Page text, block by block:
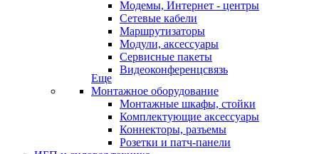
Модемы, Интернет - центры
Сетевые кабели
Маршрутизаторы
Модули, аксессуары
Сервисные пакеты
Видеоконференцсвязь
Еще
Монтажное оборудование
Монтажные шкафы, стойки
Комплектующие аксессуары
Коннекторы, разъемы
Розетки и патч-панели